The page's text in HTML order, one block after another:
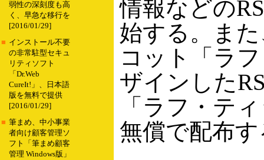
弱性の深刻度も高
く、早急な移行を
[2016/01/29]
■ インストール不要
の非常駐型セキュ
リティソフト
「Dr.Web
CureIt!」、日本語
版を無料で提供
[2016/01/29]
■ 筆まめ、中小事業
者向け顧客管理ソ
フト「筆まめ顧客
管理 Windows版」
情報などの
始する。ま
コット「ラ
ザインした
「ラフ・テ
無償で配布